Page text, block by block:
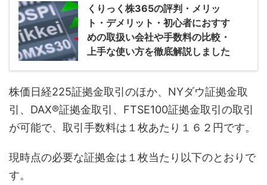
くりっく株365の評判・メリッ
ト・デメリット・初心者におすす
めの取扱い会社や手数料の比較・
上手な使い方を徹底解説しました
株価日経225証拠金取引のほか、NYダウ証拠金取
引、DAX®証拠金取引、FTSE100証拠金取引の取引
が可能で、取引手数料は１枚あたり１６２円です。
現時点の必要な証拠金は１枚当たり以下のとおりで
す。